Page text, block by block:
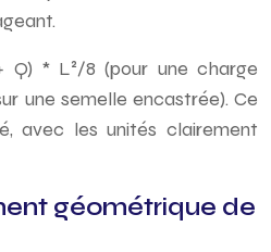
Q) * L²/8 (pour une charge
une semelle encastrée). Ce
avec les unités clairement
géométrique de